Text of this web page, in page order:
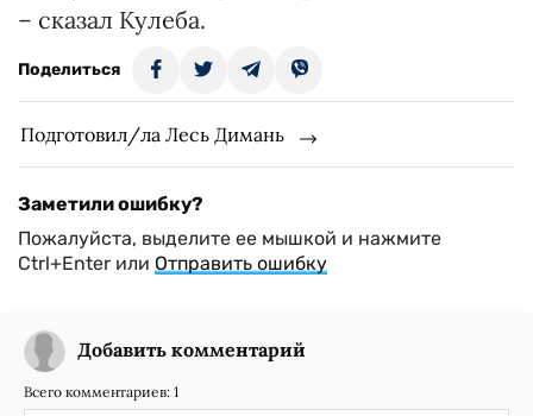
– сказал Кулеба.
Поделиться
Подготовил/ла Лесь Димань
Заметили ошибку?
Пожалуйста, выделите ее мышкой и нажмите
Ctrl+Enter или Отправить ошибку
Добавить комментарий
Всего комментариев: 1